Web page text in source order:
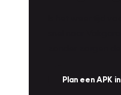
Plan een APK in